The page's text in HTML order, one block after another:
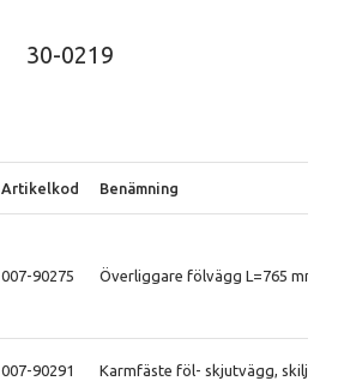
30-0219
Artikelkod Benämning
007-90275 Överliggare fölvägg L=765 mm
007-90291 Karmfäste föl- skjutvägg,